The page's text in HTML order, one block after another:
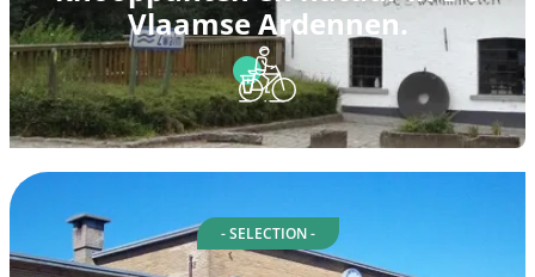
Vlaamse Ardennen.
- SELECTION -